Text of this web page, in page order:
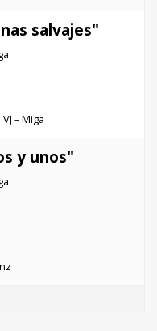
salvajes"
– Miga
y unos"